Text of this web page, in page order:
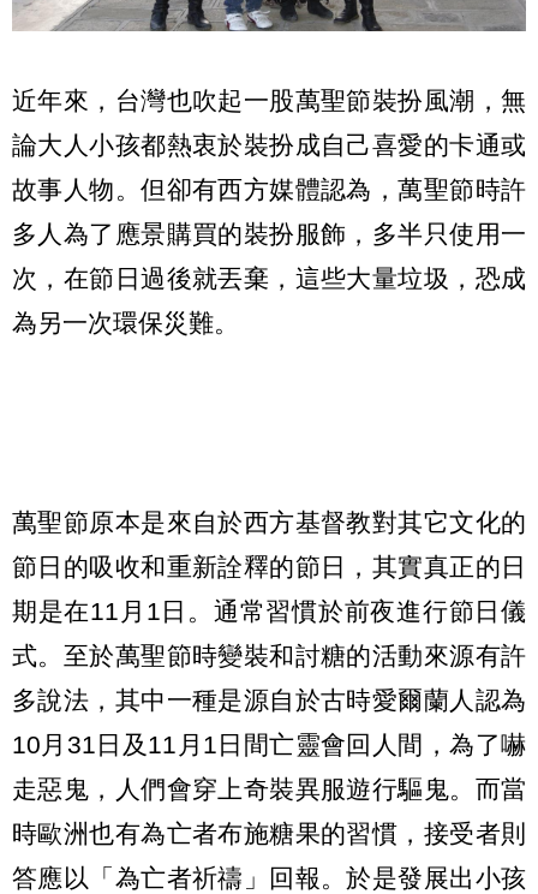
近年來，台灣也吹起一股萬聖節裝扮風潮，無
論大人小孩都熱衷於裝扮成自己喜愛的卡通或
故事人物。但卻有西方媒體認為，萬聖節時許
多人為了應景購買的裝扮服飾，多半只使用一
次，在節日過後就丟棄，這些大量垃圾，恐成
為另一次環保災難。
萬聖節原本是來自於西方基督教對其它文化的
節日的吸收和重新詮釋的節日，其實真正的日
期是在11月1日。通常習慣於前夜進行節日儀
式。至於萬聖節時變裝和討糖的活動來源有許
多說法，其中一種是源自於古時愛爾蘭人認為
10月31日及11月1日間亡靈會回人間，為了嚇
走惡鬼，人們會穿上奇裝異服遊行驅鬼。而當
時歐洲也有為亡者布施糖果的習慣，接受者則
答應以「為亡者祈禱」回報。於是發展出小孩